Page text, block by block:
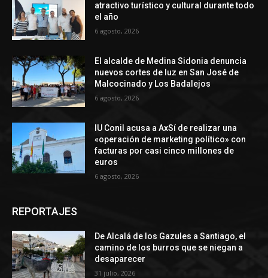
atractivo turístico y cultural durante todo
el año
6 agosto, 2026
El alcalde de Medina Sidonia denuncia
nuevos cortes de luz en San José de
Malcocinado y Los Badalejos
6 agosto, 2026
IU Conil acusa a AxSí de realizar una
«operación de marketing político» con
facturas por casi cinco millones de
euros
6 agosto, 2026
REPORTAJES
De Alcalá de los Gazules a Santiago, el
camino de los burros que se niegan a
desaparecer
31 julio, 2026